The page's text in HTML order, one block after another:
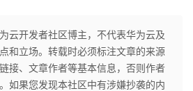
云开发者社区博主，不代表华为云及
和立场。转载时必须标注文章的来源
接、文章作者等基本信息，否则作者
如果您发现本社区中有涉嫌抄袭的内